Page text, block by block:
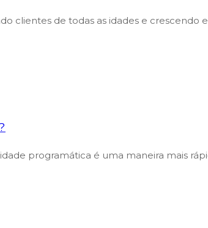
clientes de todas as idades e
programática é uma maneira mais